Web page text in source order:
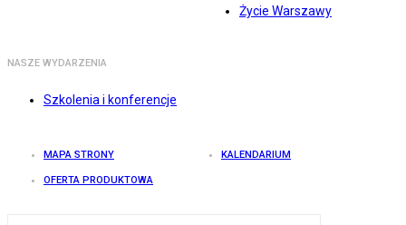
Życie Warszawy
NASZE WYDARZENIA
Szkolenia i konferencje
MAPA STRONY KALENDARIUM
OFERTA PRODUKTOWA